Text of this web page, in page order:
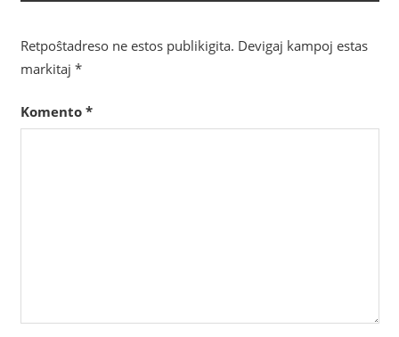
Retpoŝtadreso ne estos publikigita. Devigaj kampoj estas
markitaj *
Komento *